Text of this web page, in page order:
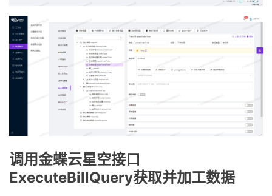
调用金蝶云星空接口
ExecuteBillQuery获取并加工数据